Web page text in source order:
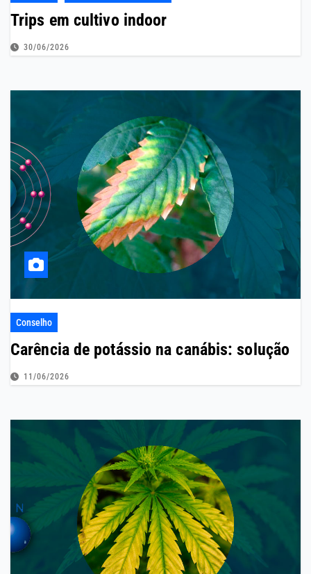
Trips em cultivo indoor
30/06/2026
Conselho
Carência de potássio na canábis: solução
11/06/2026